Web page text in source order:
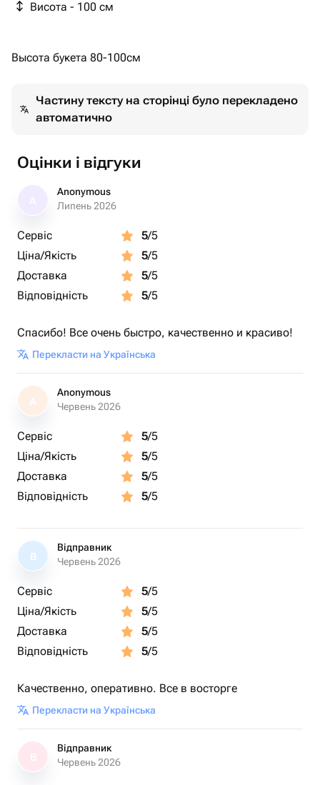
Висота - 100 см
Высота букета 80-100см
Частину тексту на сторінці було перекладено
автоматично
Оцінки і відгуки
Anonymous
Липень 2026
Сервіс 5/5
Ціна/Якість
5/5
Доставка
5/5
Відповідність
5/5
Спасибо! Все очень быстро, качественно и красиво!
Перекласти на Українська
A
Anonymous
Червень 2026
Сервіс 5/5
Ціна/Якість
5/5
Доставка
5/5
Відповідність
5/5
В
Відправник
Червень 2026
Сервіс 5/5
Ціна/Якість
5/5
Доставка
5/5
Відповідність
5/5
Качественно, оперативно. Все в восторге
Перекласти на Українська
Відправник
Червень 2026